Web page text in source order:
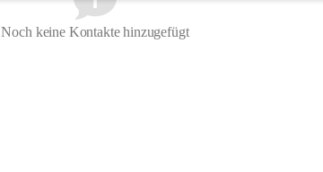
Noch keine Kontakte hinzugefügt